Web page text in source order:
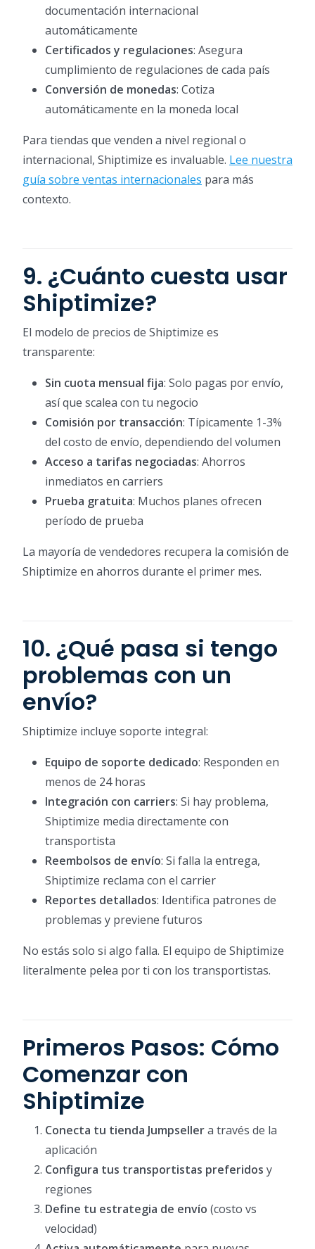
documentación internacional
automáticamente
Certificados y regulaciones: Asegura
cumplimiento de regulaciones de cada país
Conversión de monedas: Cotiza
automáticamente en la moneda local
Para tiendas que venden a nivel regional o
internacional, Shiptimize es invaluable. Lee nuestra
guía sobre ventas internacionales para más
contexto.
9. ¿Cuánto cuesta usar
Shiptimize?
El modelo de precios de Shiptimize es
transparente:
Sin cuota mensual fija: Solo pagas por envío,
así que scalea con tu negocio
Comisión por transacción: Típicamente 1-3%
del costo de envío, dependiendo del volumen
Acceso a tarifas negociadas: Ahorros
inmediatos en carriers
Prueba gratuita: Muchos planes ofrecen
período de prueba
La mayoría de vendedores recupera la comisión de
Shiptimize en ahorros durante el primer mes.
10. ¿Qué pasa si tengo
problemas con un
envío?
Shiptimize incluye soporte integral:
Equipo de soporte dedicado: Responden en
menos de 24 horas
Integración con carriers: Si hay problema,
Shiptimize media directamente con
transportista
Reembolsos de envío: Si falla la entrega,
Shiptimize reclama con el carrier
Reportes detallados: Identifica patrones de
problemas y previene futuros
No estás solo si algo falla. El equipo de Shiptimize
literalmente pelea por ti con los transportistas.
Primeros Pasos: Cómo
Comenzar con
Shiptimize
Conecta tu tienda Jumpsellera través de la
aplicación
Configura tus transportistas preferidos y
regiones
Define tu estrategia de envío (costo vs
velocidad)